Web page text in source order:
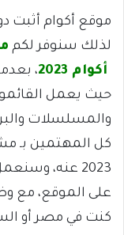
موقع أكوام أثبت
لذلك سنوفر لكم
أكوام 2023
،
حيث يعمل
والمسلسلات
كل المهتمين بـ
2023 عنه،
على الموقع، مع
كنت في مصر أو